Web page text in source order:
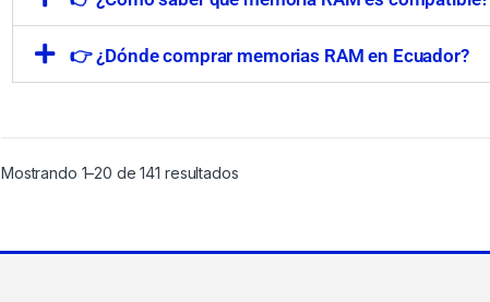
👉 ¿Dónde comprar memorias RAM en Ecuador?
Mostrando 1–20 de 141 resultados